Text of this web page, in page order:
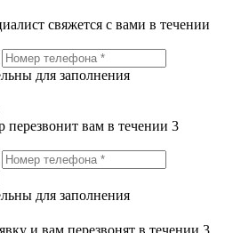
свяжется с вами в течении
для заполнения
перезвонит вам в течении 3
для заполнения